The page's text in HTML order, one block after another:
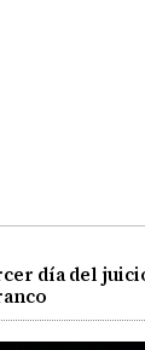
día del